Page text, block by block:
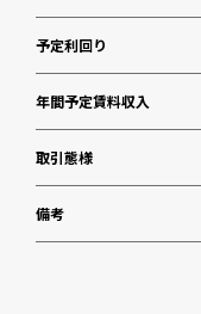
予定利回り
年間予定賃料収入
取引態様
備考